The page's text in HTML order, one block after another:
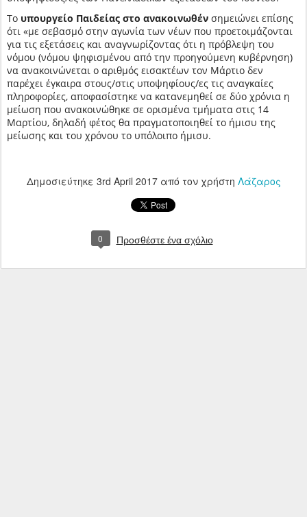
Το υπουργείο Παιδείας στο ανακοινωθέν σημειώνει επίσης
ότι «με σεβασμό στην αγωνία των νέων που προετοιμάζονται
για τις εξετάσεις και αναγνωρίζοντας ότι η πρόβλεψη του
νόμου (νόμου ψηφισμένου από την προηγούμενη κυβέρνηση)
να ανακοινώνεται ο αριθμός εισακτέων τον Μάρτιο δεν
παρέχει έγκαιρα στους/στις υποψηφίους/ες τις αναγκαίες
πληροφορίες, αποφασίστηκε να κατανεμηθεί σε δύο χρόνια η
μείωση που ανακοινώθηκε σε ορισμένα τμήματα στις 14
Μαρτίου, δηλαδή φέτος θα πραγματοποιηθεί το ήμισυ της
μείωσης και του χρόνου το υπόλοιπο ήμισυ.
Δημοσιεύτηκε 3rd April 2017από τον χρήστη Λάζαρος
0 Προσθέστε ένα σχόλιο